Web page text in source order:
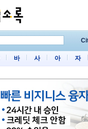
바 사 아 자